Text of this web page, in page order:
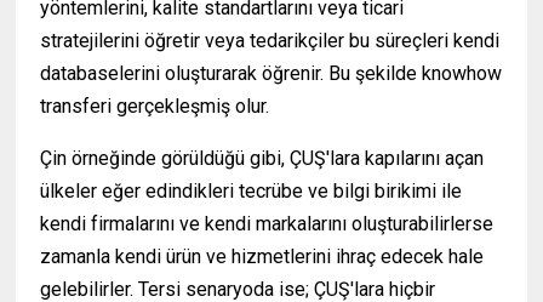
yöntemlerini, kalite standartlarını veya ticari
stratejilerini öğretir veya tedarikçiler bu süreçleri kendi
databaselerini oluşturarak öğrenir. Bu şekilde knowhow
transferi gerçekleşmiş olur.
Çin örneğinde görüldüğü gibi, ÇUŞ'lara kapılarını açan
ülkeler eğer edindikleri tecrübe ve bilgi birikimi ile
kendi firmalarını ve kendi markalarını oluşturabilirlerse
zamanla kendi ürün ve hizmetlerini ihraç edecek hale
gelebilirler. Tersi senaryoda ise; ÇUŞ'lara hiçbir